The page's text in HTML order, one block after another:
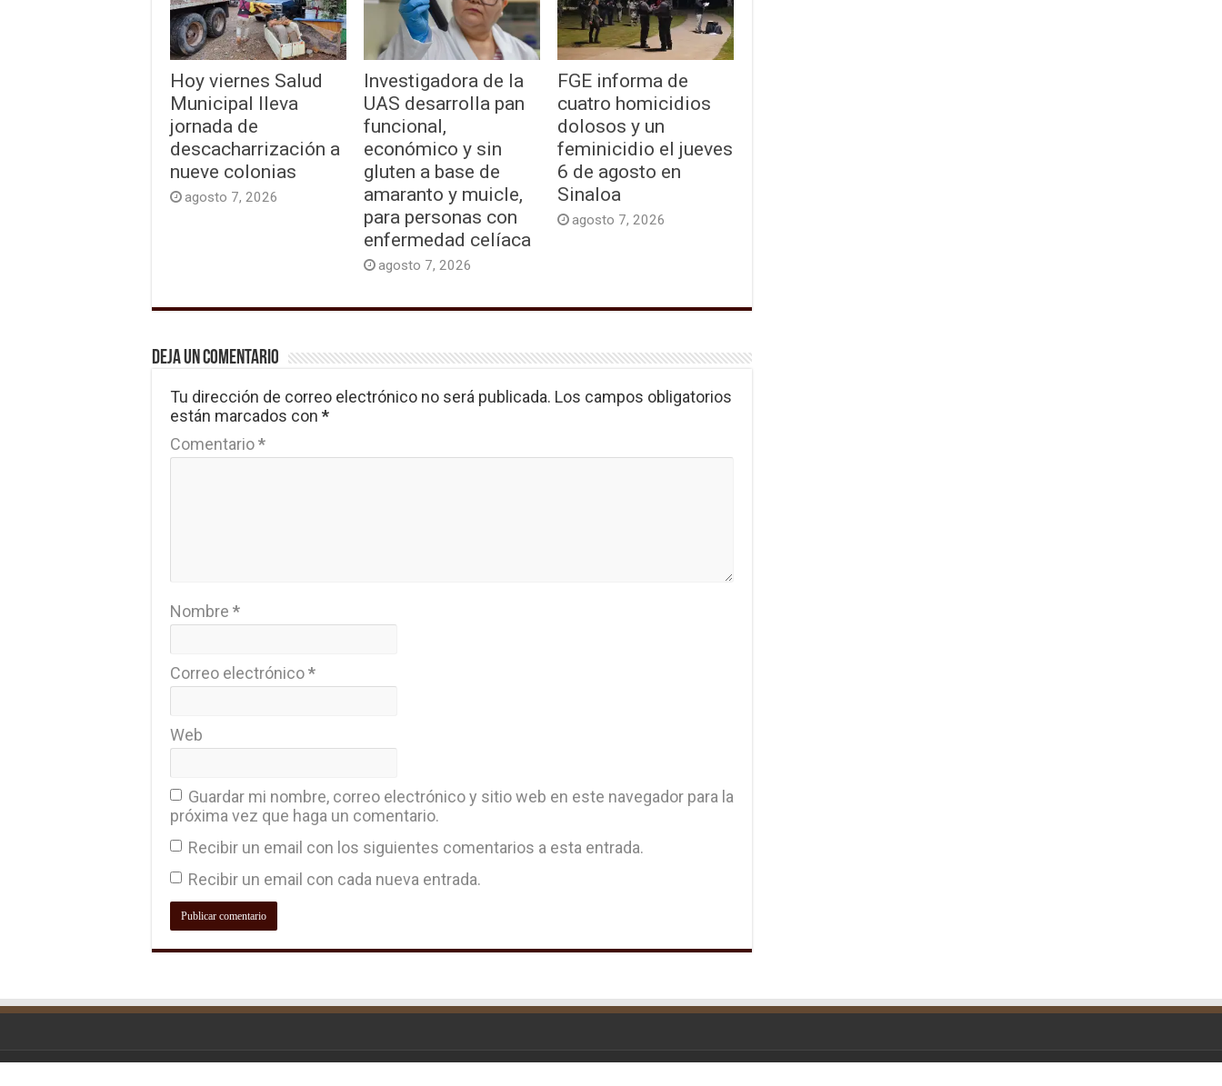
Hoy viernes Salud
Municipal lleva
jornada de
descacharrización a
nueve colonias
agosto 7, 2026
Investigadora de la
UAS desarrolla pan
funcional,
económico y sin
gluten a base de
amaranto y muicle,
para personas con
enfermedad celíaca
agosto 7, 2026
FGE informa de
cuatro homicidios
dolosos y un
feminicidio el jueves
6 de agosto en
Sinaloa
agosto 7, 2026
Deja un comentario
Tu dirección de correo electrónico no será publicada. Los campos obligatorios
están marcados con *
Comentario*
Nombre *
Correo electrónico*
Web
Guardar mi nombre, correo electrónico y sitio web en este navegador para la
próxima vez que haga un comentario.
Recibir un email con los siguientes comentarios a esta entrada.
Recibir un email con cada nueva entrada.